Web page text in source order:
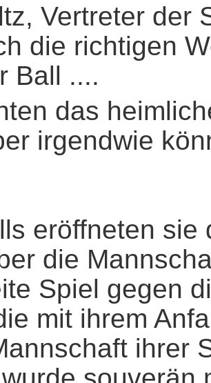
Vertreter der
die richtigen
Ball ....
das
irgendwie
eröffneten sie
die
Spiel gegen
mit ihrem
ihrer